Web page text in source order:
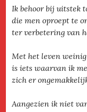
Ik behoor bij uitstek
die men oproept te
ter verbetering van
Met het leven
is iets waarvan ik
zich er
Aangezien ik niet